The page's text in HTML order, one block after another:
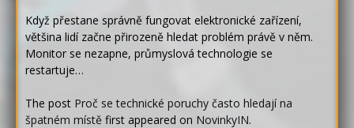
Když přestane správně fungovat elektronické zařízení,
většina lidí začne přirozeně hledat problém právě v něm.
Monitor se nezapne, průmyslová technologie se
restartuje…
The post Proč se technické poruchy často hledají na
špatném místě first appeared on NovinkyIN.